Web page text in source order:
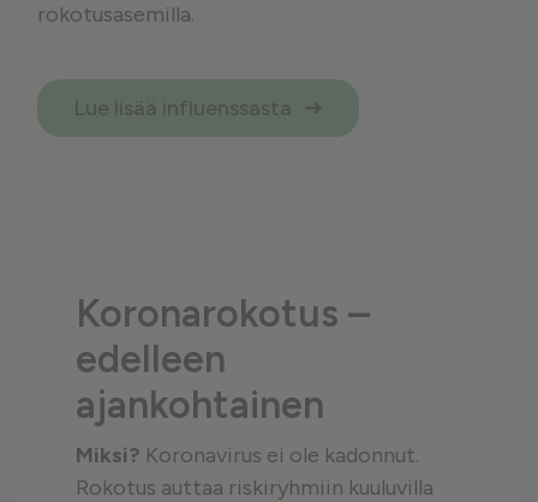
rokotusasemilla.
Lue lisää influenssasta
Koronarokotus –
edelleen
ajankohtainen
Miksi? Koronavirus ei ole kadonnut.
Rokotus auttaa riskiryhmiin kuuluvilla